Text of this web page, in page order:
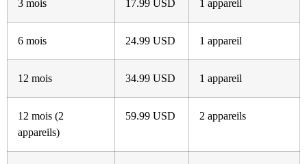
3 mois 17.99 USD 1 appareil
6 mois 24.99 USD 1 appareil
12 mois 34.99 USD 1 appareil
12 mois (2
appareils)
59.99 USD 2 appareils